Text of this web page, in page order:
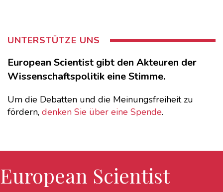
UNTERSTÜTZE UNS
European Scientist gibt den Akteuren der
Wissenschaftspolitik eine Stimme.
Um die Debatten und die Meinungsfreiheit zu
fördern, denken Sie über eine Spende.
European Scientist